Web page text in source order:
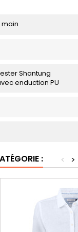
main
Shantung
enduction PU
: >
<